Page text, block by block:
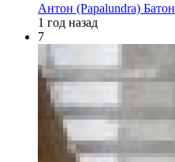
Антон (Papalundra) Батон
1 год назад
7